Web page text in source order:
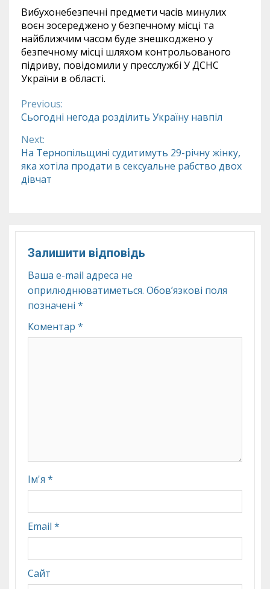
Вибухонебезпечні предмети часів минулих
воєн зосереджено у безпечному місці та
найближчим часом буде знешкоджено у
безпечному місці шляхом контрольованого
підриву, повідомили у пресслужбі У ДСНС
України в області.
Continue
Reading
Previous:
Сьогодні негода розділить Україну навпіл
Next:
На Тернопільщині судитимуть 29-річну жінку,
яка хотіла продати в сексуальне рабство двох
дівчат
Залишити відповідь
Ваша e-mail адреса не
оприлюднюватиметься. Обов’язкові поля
позначені *
Коментар *
Ім'я *
Email *
Сайт